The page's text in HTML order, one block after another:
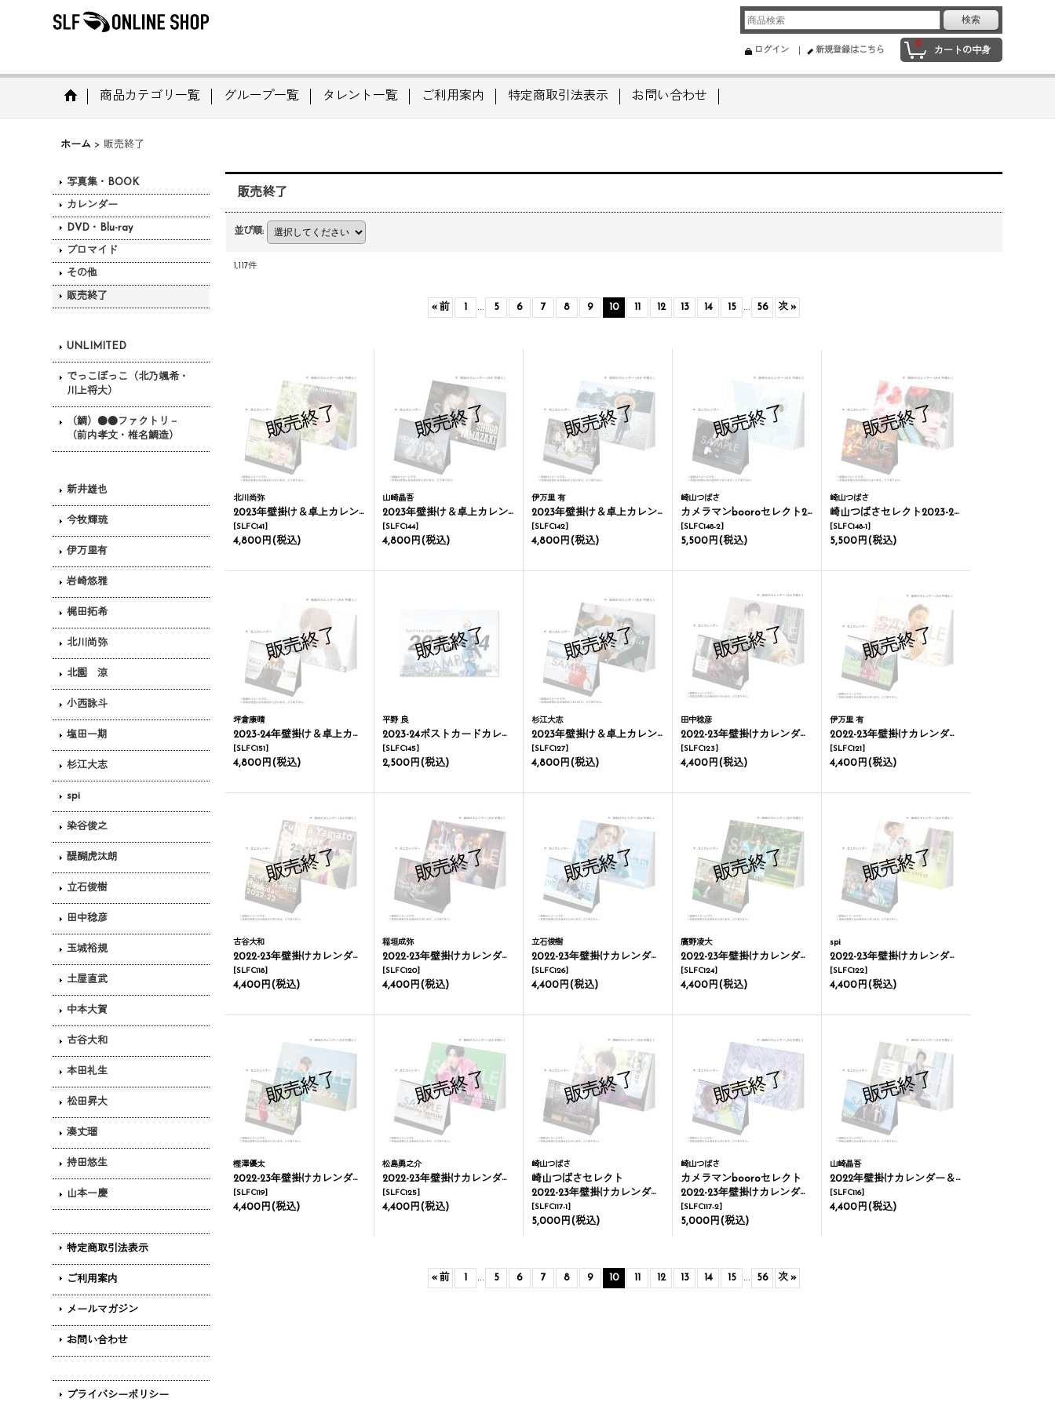
0
カートの中身
ログイン 新規登録はこちら
商品カテゴリ一覧 グループ一覧 タレント一覧 ご利用案内 特定商取引法表示 お問い合わせ
ホーム > 販売終了
写真集・BOOK
カレンダー
DVD・Blu-ray
ブロマイド
その他
販売終了
UNLIMITED
でっこぼっこ（北乃颯希・
川上将大）
（鯛）●●ファクトリ－
（前内孝文・椎名鯛造）
新井雄也
今牧輝琉
伊万里有
岩崎悠雅
梶田拓希
北川尚弥
北園 涼
小西詠斗
塩田一期
杉江大志
spi
染谷俊之
醍醐虎汰朗
立石俊樹
田中稔彦
玉城裕規
土屋直武
中本大賀
古谷大和
本田礼生
松田昇大
湊丈瑠
持田悠生
山本一慶
特定商取引法表示
ご利用案内
メールマガジン
お問い合わせ
プライバシーポリシー
販売終了
並び順:
1,117件
« 前 1 ... 5 6 7 8 9 10 11 12 13 14 15 ... 56 次 »
北川尚弥
2023年壁掛け＆卓上カレンダー
[SLFC141]
4,800円 (税込)
山崎晶吾
2023年壁掛け＆卓上カレンダー
[SLFC144]
4,800円 (税込)
伊万里 有
2023年壁掛け＆卓上カレンダー
[SLFC142]
4,800円 (税込)
崎山つばさ
カメラマンbooroセレクト2023-24年壁掛け＆卓上カレンダー
[SLFC148-2]
5,500円 (税込)
崎山つばさ
崎山つばさセレクト2023-24年壁掛け＆卓上カレンダー
[SLFC148-1]
5,500円 (税込)
坪倉康晴
2023-24年壁掛け＆卓上カレンダー
[SLFC151]
4,800円 (税込)
平野 良
2023-24ポストカードカレンダー
[SLFC145]
2,500円 (税込)
杉江大志
2023年壁掛け＆卓上カレンダー
[SLFC127]
4,800円 (税込)
田中稔彦
2022-23年壁掛けカレンダー＆卓上カレンダー
[SLFC123]
4,400円 (税込)
伊万里 有
2022-23年壁掛けカレンダー＆卓上カレンダー
[SLFC121]
4,400円 (税込)
古谷大和
2022-23年壁掛けカレンダー＆卓上カレンダー
[SLFC118]
4,400円 (税込)
稲垣成弥
2022-23年壁掛けカレンダー＆卓上カレンダー
[SLFC120]
4,400円 (税込)
立石俊樹
2022-23年壁掛けカレンダー＆卓上カレンダー
[SLFC126]
4,400円 (税込)
廣野凌大
2022-23年壁掛けカレンダー＆卓上カレンダー
[SLFC124]
4,400円 (税込)
spi
2022-23年壁掛けカレンダー＆卓上カレンダー
[SLFC122]
4,400円 (税込)
樫澤優太
2022-23年壁掛けカレンダー＆卓上カレンダー
[SLFC119]
4,400円 (税込)
松島勇之介
2022-23年壁掛けカレンダー＆卓上カレンダー
[SLFC125]
4,400円 (税込)
崎山つばさ
崎山つばさセレクト
2022-23年壁掛けカレンダー＆卓上カレンダー
[SLFC117-1]
5,000円 (税込)
崎山つばさ
カメラマンbooroセレクト
2022-23年壁掛けカレンダー＆卓上カレンダー
[SLFC117-2]
5,000円 (税込)
山崎晶吾
2022年壁掛けカレンダー＆卓上カレンダー
[SLFC116]
4,400円 (税込)
« 前 1 ... 5 6 7 8 9 10 11 12 13 14 15 ... 56 次 »